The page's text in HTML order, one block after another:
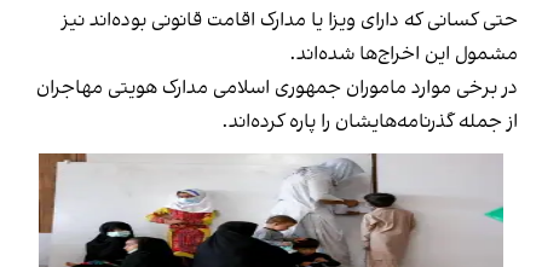
حتی کسانی که دارای ویزا یا مدارک اقامت قانونی بوده‌اند نیز
مشمول این اخراج‌ها شده‌اند.
در برخی موارد ماموران جمهوری اسلامی مدارک هویتی مهاجران
از جمله گذرنامه‌هایشان را پاره کرده‌اند.